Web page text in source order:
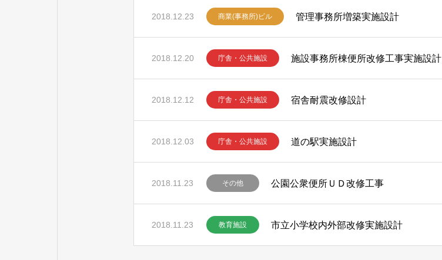
2018.12.23 商業(事務所)ビル 管理事務所増築実施設計
2018.12.20 庁舎・公共施設 施設事務所棟便所改修工事実施設計
2018.12.12 庁舎・公共施設 宿舎耐震改修設計
2018.12.03 庁舎・公共施設 道の駅実施設計
2018.11.23 その他 公園公衆便所ＵＤ改修工事
2018.11.23 教育施設 市立小学校内外部改修実施設計